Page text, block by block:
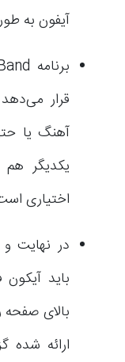
آیفون به
قرار
آهنگ یا
یکدیگر
اختیاری
در نهایت
باید
بالای